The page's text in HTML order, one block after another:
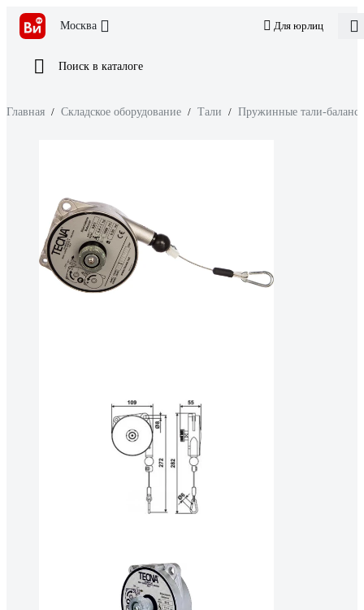
Москва Для юрлиц
Поиск в каталоге
Главная / Складское оборудование / Тали / Пружинные тали-